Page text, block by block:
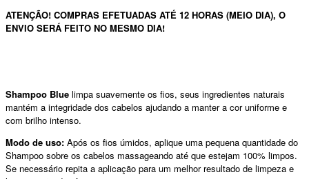
ATENÇÃO! COMPRAS EFETUADAS ATÉ 12 HORAS (MEIO DIA), O
ENVIO SERÁ FEITO NO MESMO DIA!
Shampoo Blue limpa suavemente os fios, seus ingredientes naturais
mantém a integridade dos cabelos ajudando a manter a cor uniforme e
com brilho intenso.
Modo de uso: Após os fios úmidos, aplique uma pequena quantidade do
Shampoo sobre os cabelos massageando até que estejam 100% limpos.
Se necessário repita a aplicação para um melhor resultado de limpeza e